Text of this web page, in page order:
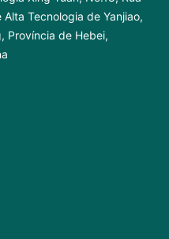
Tecnologia de Yanjiao,
Província de Hebei,